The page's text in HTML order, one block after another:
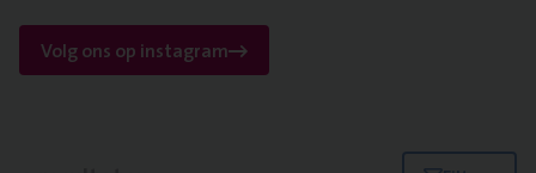
Volg ons op instagram